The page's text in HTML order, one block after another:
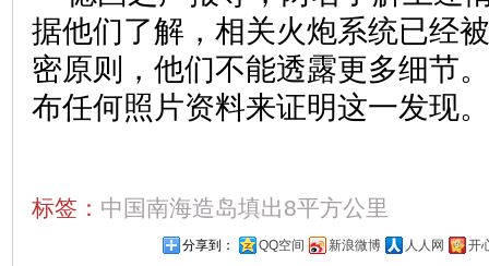
据他们了解，相关火炮系统已经
密原则，他们不能透露更多细节
布任何照片资料来证明这一发现。
标签： 中国南海造岛填出8平方公里
分享到： QQ空间 新浪微博 人人网 开